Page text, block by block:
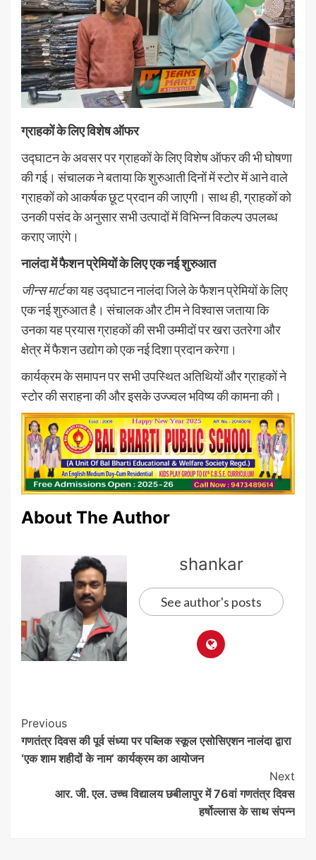
ग्राहकों के लिए विशेष ऑफर
उद्घाटन के अवसर पर ग्राहकों के लिए विशेष ऑफर की भी घोषणा
की गई। संचालक ने बताया कि शुरुआती दिनों में स्टोर में आने वाले
ग्राहकों को आकर्षक छूट प्रदान की जाएगी। साथ ही, ग्राहकों को
उनकी पसंद के अनुसार सभी उत्पादों में विभिन्न विकल्प उपलब्ध
कराए जाएंगे।
नालंदा में फैशन प्रेमियों के लिए एक नई शुरुआत
जीन्स मार्टका यह उद्घाटन नालंदा जिले के फैशन प्रेमियों के लिए
एक नई शुरुआत है। संचालक और टीम ने विश्वास जताया कि
उनका यह प्रयास ग्राहकों की सभी उम्मीदों पर खरा उतरेगा और
क्षेत्र में फैशन उद्योग को एक नई दिशा प्रदान करेगा।
कार्यक्रम के समापन पर सभी उपस्थित अतिथियों और ग्राहकों ने
स्टोर की सराहना की और इसके उज्ज्वल भविष्य की कामना की।
About The Author
shankar
See author's posts
Post
Navigation
Previous
गणतंत्र दिवस की पूर्व संध्या पर पब्लिक स्कूल एसोसिएशन नालंदा द्वारा
‘एक शाम शहीदों के नाम’ कार्यक्रम का आयोजन
Next
आर. जी. एल. उच्च विद्यालय छबीलापुर में 76वां गणतंत्र दिवस
हर्षोल्लास के साथ संपन्न